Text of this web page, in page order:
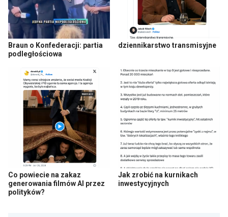
Braun o Konfederacji: partia
podległościowa
dziennikarstwo transmisyjne
Co powiecie na zakaz
generowania filmów AI przez
polityków?
Jak zrobić na kurnikach
inwestycyjnych